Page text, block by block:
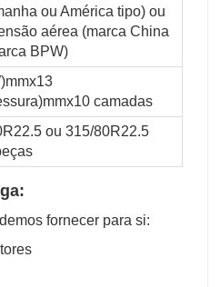
ou América tipo) ou
aérea (marca China
BPW)
camadas
ou 315/80R22.5
fornecer para si: